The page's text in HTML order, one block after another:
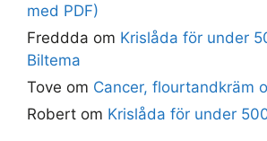
med PDF)
Freddda om Krislåda för under
Biltema
Tove om Cancer, flourtandkräm
Robert om Krislåda för under